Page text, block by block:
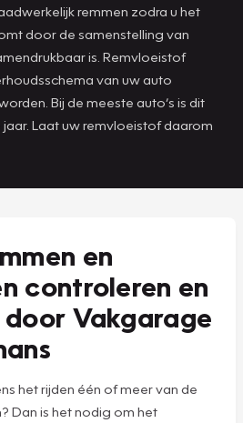
remmen zodra u het
door de samenstelling van
is. Remvloeistof
van uw auto
Bij de meeste auto’s is dit
Laat uw remvloeistof daarom
en
controleren en
Vakgarage
het rijden één of meer van de
Dan is het nodig om het